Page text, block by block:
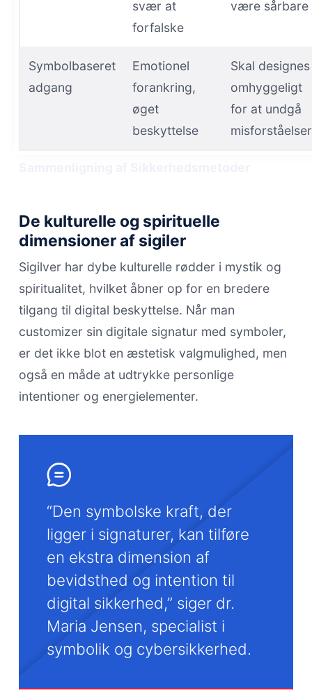
svær at
forfalske
være sårbare
Symbolbaseret
adgang
Emotionel
forankring,
øget
beskyttelse
Skal designes
omhyggeligt
for at undgå
misforståelser
De kulturelle og spirituelle
dimensioner af sigiler
Sigilver har dybe kulturelle rødder i mystik og
spiritualitet, hvilket åbner op for en bredere
tilgang til digital beskyttelse. Når man
customizer sin digitale signatur med symboler,
er det ikke blot en æstetisk valgmulighed, men
også en måde at udtrykke personlige
intentioner og energielementer.
“Den symbolske kraft, der
ligger i signaturer, kan tilføre
en ekstra dimension af
bevidsthed og intention til
digital sikkerhed,” siger dr.
Maria Jensen, specialist i
symbolik og cybersikkerhed.